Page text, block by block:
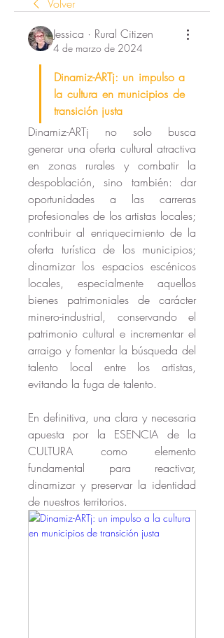
Volver
Jessica · Rural Citizen
4 de marzo de 2024
Dinamiz-ARTj: un impulso a
la cultura en municipios de
transición justa
Dinamiz-ARTj no solo busca
generar una oferta cultural atractiva
en zonas rurales y combatir la
despoblación, sino también: dar
oportunidades a las carreras
profesionales de los artistas locales;
contribuir al enriquecimiento de la
oferta turística de los municipios;
dinamizar los espacios escénicos
locales, especialmente aquellos
bienes patrimoniales de carácter
minero-industrial, conservando el
patrimonio cultural e incrementar el
arraigo y fomentar la búsqueda del
talento local entre los artistas,
evitando la fuga de talento.
En definitiva, una clara y necesaria
apuesta por la ESENCIA de la
CULTURA como elemento
fundamental para reactivar,
dinamizar y preservar la identidad
de nuestros territorios.